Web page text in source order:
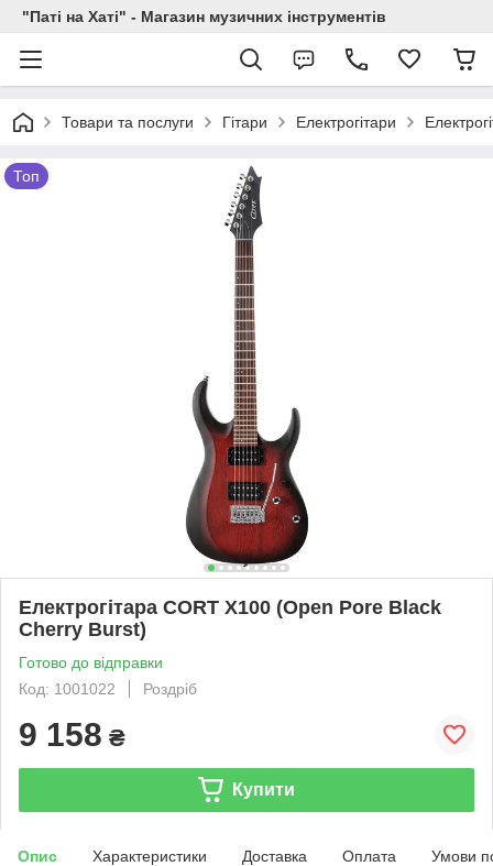
"Паті на Хаті" - Магазин музичних інструментів
Товари та послуги Гітари Електрогітари
Топ
Електрогітара CORT X100 (Open Pore Black
Cherry Burst)
Готово до відправки
Код: 1001022
Роздріб
9 158 ₴
Купити
Опис Характеристики Доставка Оплата Умови